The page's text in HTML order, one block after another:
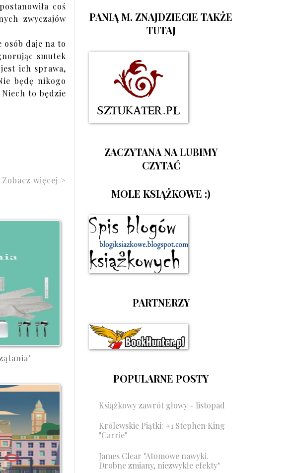
coś
zwyczajów
daje na to
smutek
ich sprawa,
będę nikogo
to będzie
Zobacz więcej >
PANIĄ M. ZNAJDZIECIE TAKŻE
TUTAJ
ZACZYTANA NA LUBIMY
CZYTAĆ
MOLE KSIĄŻKOWE :)
PARTNERZY
POPULARNE POSTY
Książkowy zawrót głowy - listopad
Królewskie Piątki: #1 Stephen King
"Carrie"
James Clear "Atomowe nawyki.
Drobne zmiany, niezwykłe efekty"